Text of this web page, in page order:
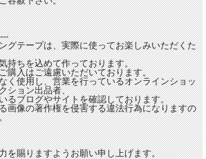
グテープは、実際に使ってお楽しみいただくた
持ちを込めて作っております。
購入はご遠慮いただいております。
く使用し、営業を行っているオンラインショッ
ション出品者、
るブログやサイトを確認しております。
画像の著作権を侵害する違法行為になりますの
を賜りますようお願い申し上げます。